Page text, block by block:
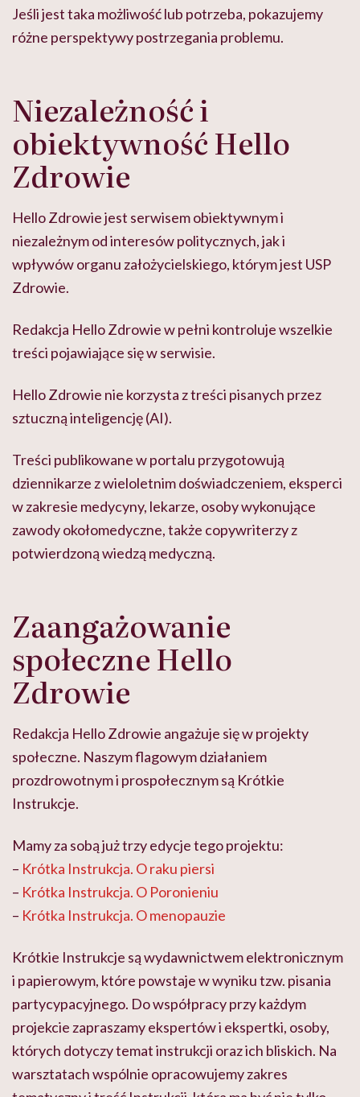
Jeśli jest taka możliwość lub potrzeba, pokazujemy
różne perspektywy postrzegania problemu.
Niezależność i
obiektywność Hello
Zdrowie
Hello Zdrowie jest serwisem obiektywnym i
niezależnym od interesów politycznych, jak i
wpływów organu założycielskiego, którym jest USP
Zdrowie.
Redakcja Hello Zdrowie w pełni kontroluje wszelkie
treści pojawiające się w serwisie.
Hello Zdrowie nie korzysta z treści pisanych przez
sztuczną inteligencję (AI).
Treści publikowane w portalu przygotowują
dziennikarze z wieloletnim doświadczeniem, eksperci
w zakresie medycyny, lekarze, osoby wykonujące
zawody okołomedyczne, także copywriterzy z
potwierdzoną wiedzą medyczną.
Zaangażowanie
społeczne Hello
Zdrowie
Redakcja Hello Zdrowie angażuje się w projekty
społeczne. Naszym flagowym działaniem
prozdrowotnym i prospołecznym są Krótkie
Instrukcje.
Mamy za sobą już trzy edycje tego projektu:
– Krótka Instrukcja. O raku piersi
– Krótka Instrukcja. O Poronieniu
– Krótka Instrukcja. O menopauzie
Krótkie Instrukcje są wydawnictwem elektronicznym
i papierowym, które powstaje w wyniku tzw. pisania
partycypacyjnego. Do współpracy przy każdym
projekcie zapraszamy ekspertów i ekspertki, osoby,
których dotyczy temat instrukcji oraz ich bliskich. Na
warsztatach wspólnie opracowujemy zakres